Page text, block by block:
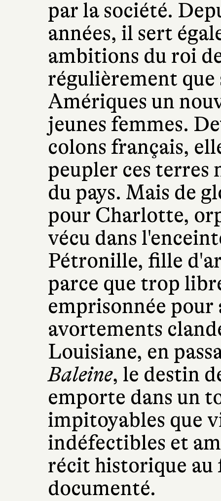
par la société.
années, il sert
ambitions du roi
régulièrement que
Amériques un
jeunes femmes.
colons français,
peupler ces terres
du pays. Mais de
pour Charlotte,
vécu dans
Pétronille, fille
parce que trop
emprisonnée
avortements
Louisiane, en
Baleine, le destin
emporte dans un
impitoyables que
indéfectibles et
récit historique
documenté.